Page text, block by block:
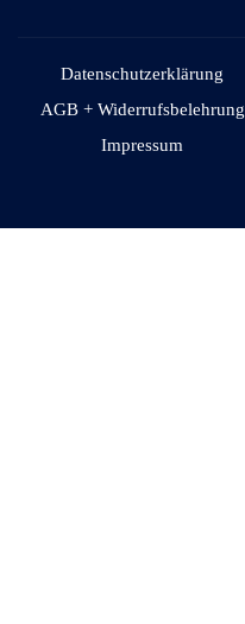
Datenschutzerklärung
AGB + Widerrufsbelehrung
Impressum